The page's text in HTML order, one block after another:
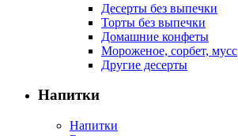
Десерты без выпечки
Торты без выпечки
Домашние конфеты
Мороженое, сорбет, мусс
Другие десерты
Напитки
Напитки